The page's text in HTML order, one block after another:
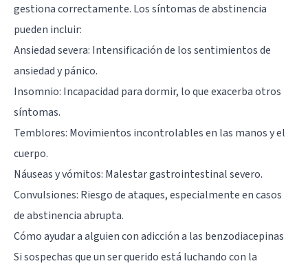
gestiona correctamente. Los síntomas de abstinencia
pueden incluir:
Ansiedad severa: Intensificación de los sentimientos de
ansiedad y pánico.
Insomnio: Incapacidad para dormir, lo que exacerba otros
síntomas.
Temblores: Movimientos incontrolables en las manos y el
cuerpo.
Náuseas y vómitos: Malestar gastrointestinal severo.
Convulsiones: Riesgo de ataques, especialmente en casos
de abstinencia abrupta.
Cómo ayudar a alguien con adicción a las benzodiacepinas
Si sospechas que un ser querido está luchando con la